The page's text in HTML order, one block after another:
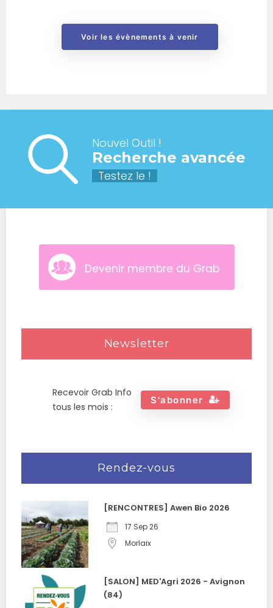
Voir les évènements à venir
Nouvel Outil !
Recherche avancée
Testez le !
Devenir membre du Grab
Newsletter
Recevoir Grab Info
tous les mois :
S'abonner
Rendez-vous
[RENCONTRES] Awen Bio 2026
17 Sep 26
Morlaix
[SALON] MED'Agri 2026 - Avignon
(84)